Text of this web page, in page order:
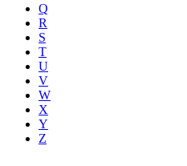
Q
R
S
T
U
V
W
X
Y
Z